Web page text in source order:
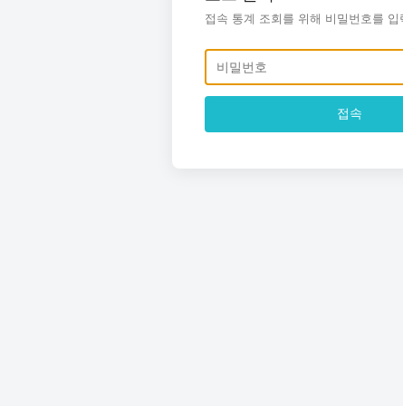
접속 통계 조회를 위해 비밀번호를 입
접속